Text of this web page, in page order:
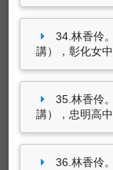
34.林香伶
講），彰化女
35.林香伶
講），忠明高
36.林香伶